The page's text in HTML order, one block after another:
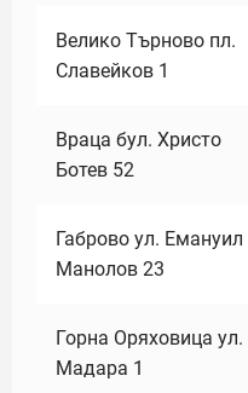
Велико Търново пл.
Славейков 1
Враца бул. Христо
Ботев 52
Габрово ул. Емануил
Манолов 23
Горна Оряховица ул.
Мадара 1